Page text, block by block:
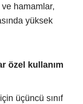
hamamlar,
yüksek
özel kullanım
üçüncü sınıf